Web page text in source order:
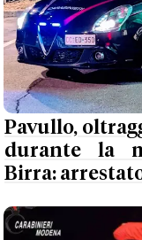
Pavullo,
durante la
Birra: